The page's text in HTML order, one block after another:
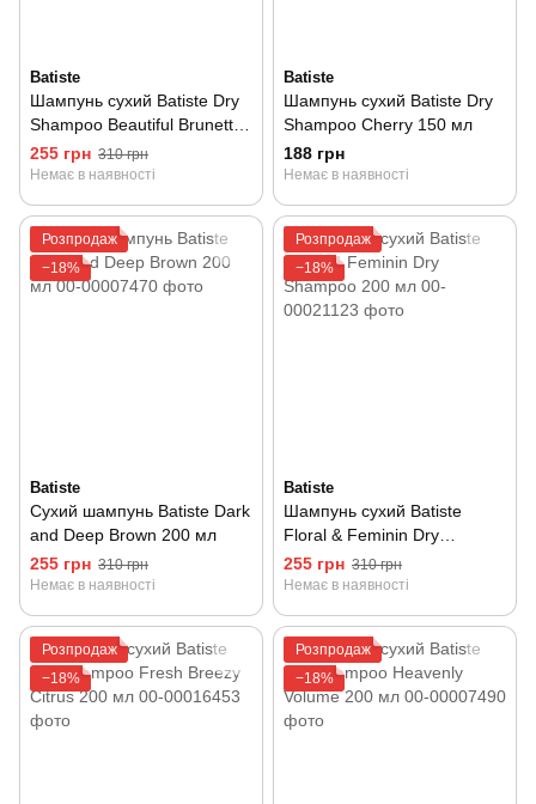
Batiste
Шампунь сухий Batiste Dry
Shampoo Beautiful Brunette
200 мл
255 грн 310 грн
Немає в наявності
Batiste
Шампунь сухий Batiste Dry
Shampoo Cherry 150 мл
188 грн
Немає в наявності
Розпродаж
−18%
Batiste
Сухий шампунь Batiste Dark
and Deep Brown 200 мл
255 грн 310 грн
Немає в наявності
Розпродаж
−18%
Batiste
Шампунь сухий Batiste
Floral & Feminin Dry
Shampoo 200 мл
255 грн 310 грн
Немає в наявності
Розпродаж
−18%
Розпродаж
−18%